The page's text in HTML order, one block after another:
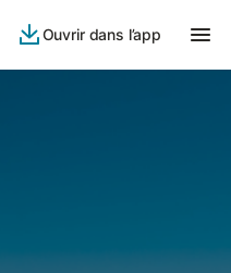
Ouvrir dans l’app